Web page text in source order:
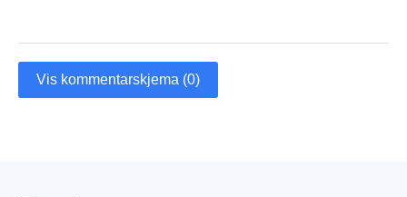
Vis kommentarskjema (0)